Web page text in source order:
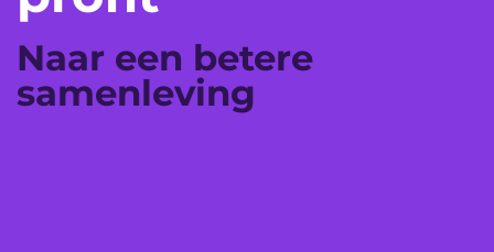
Naar een betere
samenleving